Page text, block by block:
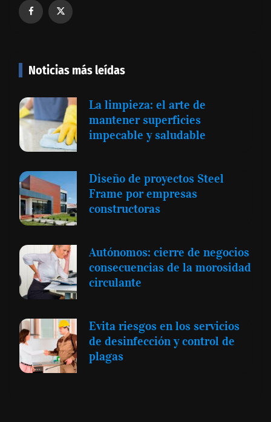
Noticias más leídas
La limpieza: el arte de
mantener superficies
impecable y saludable
Diseño de proyectos Steel
Frame por empresas
constructoras
Autónomos: cierre de negocios
consecuencias de la morosidad
circulante
Evita riesgos en los servicios
de desinfección y control de
plagas